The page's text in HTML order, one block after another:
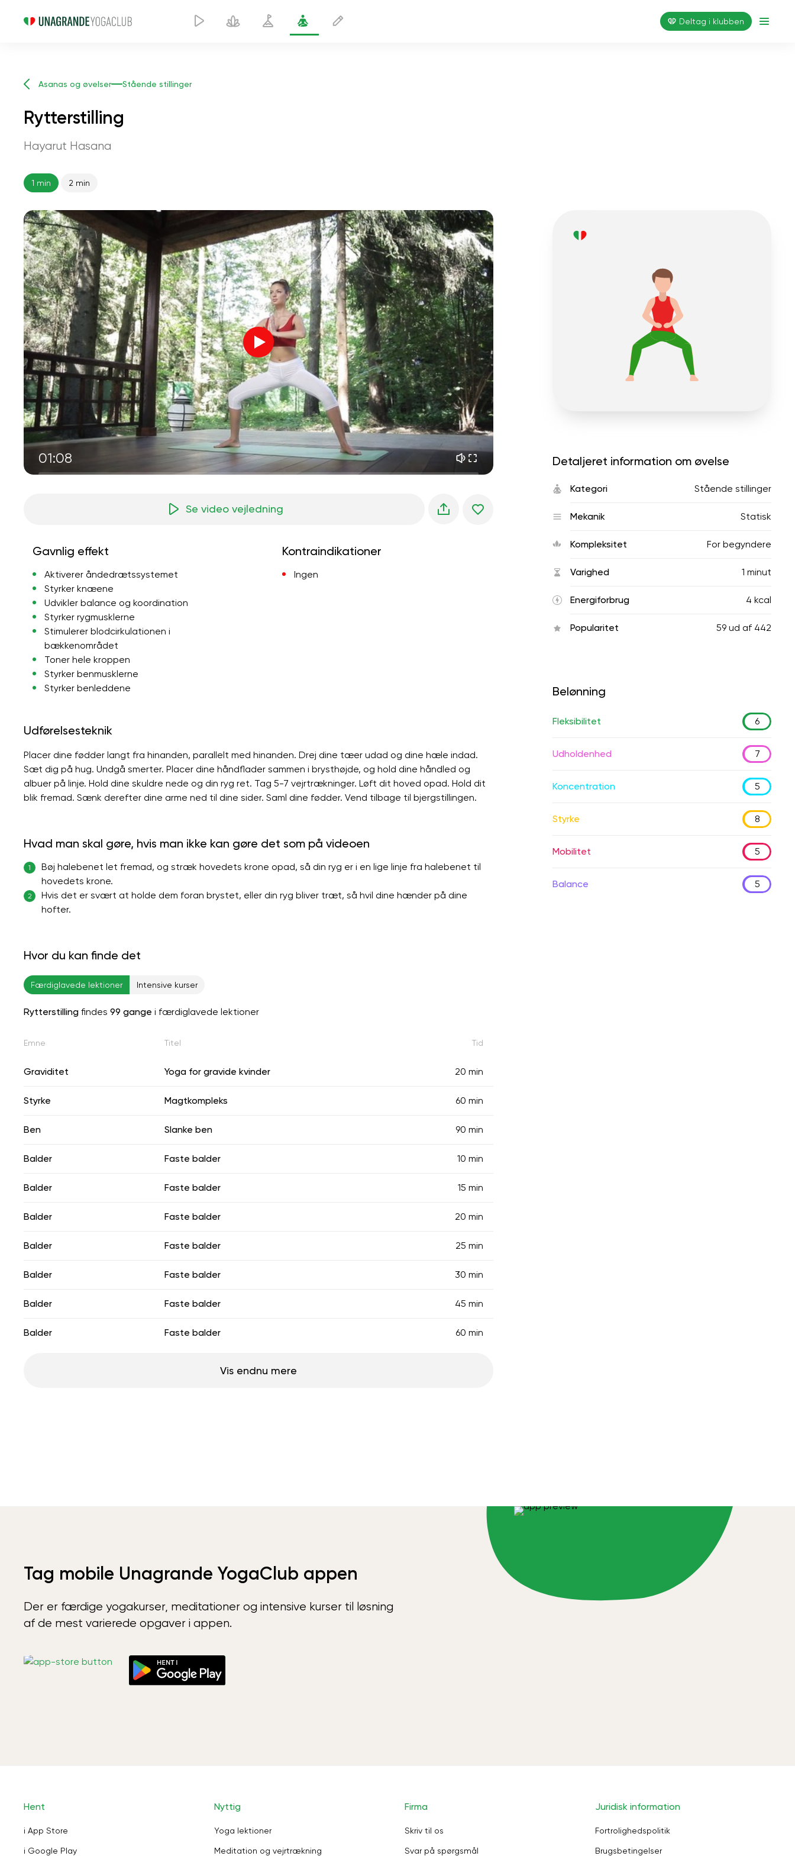
Deltag i klubben
Asanas og øvelser Stående stillinger
Rytterstilling
Hayarut Hasana
1 min 2 min
01:08
Instruktørens stemme
sjælens flugt 01:44
indre fred 01:27
morgendrømme 01:34
skovens kølighed 05:00
sommerregn 02:00
bjergstilhed 02:00
havbrise 02:00
vindens stemme 02:00
forårsskov 02:00
Se video vejledning
Gavnlig effekt
Aktiverer åndedrætssystemet
Styrker knæene
Udvikler balance og koordination
Styrker rygmusklerne
Stimulerer blodcirkulationen i
bækkenområdet
Toner hele kroppen
Styrker benmusklerne
Styrker benleddene
Kontraindikationer
Ingen
Udførelsesteknik
Placer dine fødder langt fra hinanden, parallelt med hinanden. Drej dine tæer udad og dine hæle indad.
Sæt dig på hug. Undgå smerter. Placer dine håndflader sammen i brysthøjde, og hold dine håndled og
albuer på linje. Hold dine skuldre nede og din ryg ret. Tag 5-7 vejrtrækninger. Løft dit hoved opad. Hold dit
blik fremad. Sænk derefter dine arme ned til dine sider. Saml dine fødder. Vend tilbage til bjergstillingen.
Hvad man skal gøre, hvis man ikke kan gøre det som på videoen
1
Bøj halebenet let fremad, og stræk hovedets krone opad, så din ryg er i en lige linje fra halebenet til
hovedets krone.
2
Hvis det er svært at holde dem foran brystet, eller din ryg bliver træt, så hvil dine hænder på dine
hofter.
Hvor du kan finde det
Færdiglavede lektioner Intensive kurser
Rytterstilling findes 99 gange i færdiglavede lektioner
Emne Titel Tid
Graviditet Yoga for gravide kvinder 20 min
Styrke Magtkompleks 60 min
Ben Slanke ben 90 min
Balder Faste balder 10 min
Balder Faste balder 15 min
Balder Faste balder 20 min
Balder Faste balder 25 min
Balder Faste balder 30 min
Balder Faste balder 45 min
Balder Faste balder 60 min
Vis endnu mere
Detaljeret information om øvelse
Kategori Stående stillinger
Mekanik Statisk
Kompleksitet For begyndere
Varighed 1 minut
Energiforbrug 4 kcal
Popularitet 59 ud af 442
Belønning
Fleksibilitet 6
Udholdenhed 7
Koncentration 5
Styrke 8
Mobilitet 5
Balance 5
Tag mobile Unagrande YogaClub appen
Der er færdige yogakurser, meditationer og intensive kurser til løsning
af de mest varierede opgaver i appen.
Hent
i App Store
i Google Play
Nyttig
Yoga lektioner
Meditation og vejrtrækning
Firma
Skriv til os
Svar på spørgsmål
Juridisk information
Fortrolighedspolitik
Brugsbetingelser